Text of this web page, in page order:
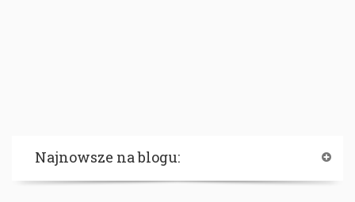
Najnowsze na blogu: